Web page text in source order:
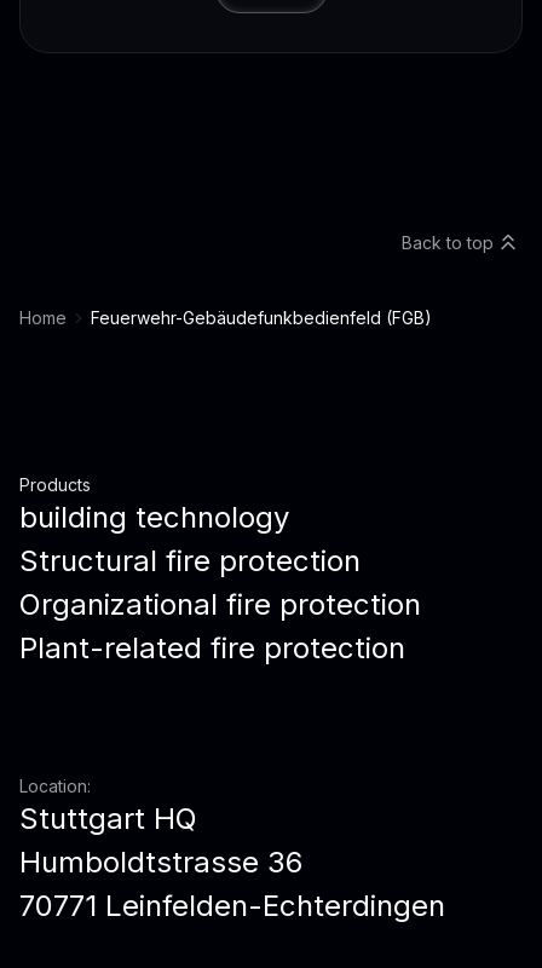
Home Feuerwehr-Gebäudefunkbedienfeld (FGB)
Back to top
Products
building technology
Structural fire protection
Organizational fire protection
Plant-related fire protection
Location:
Stuttgart HQ
Humboldtstrasse 36
70771 Leinfelden-Echterdingen